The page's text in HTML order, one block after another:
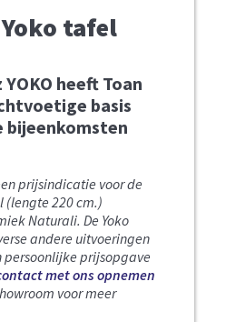
tafel
heeft Toan
basis
bijeenkomsten
prijsindicatie voor de
(lengte 220 cm.)
Naturali. De Yoko
andere uitvoeringen
persoonlijke prijsopgave
met ons opnemen
voor meer